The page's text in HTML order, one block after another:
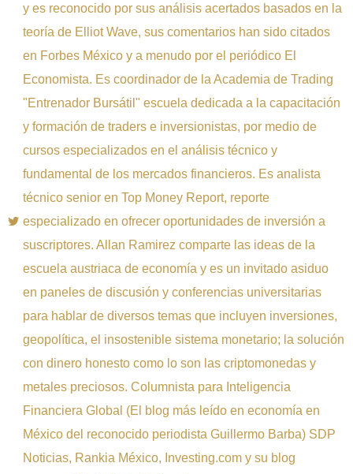
y es reconocido por sus análisis acertados basados en la
teoría de Elliot Wave, sus comentarios han sido citados
en Forbes México y a menudo por el periódico El
Economista. Es coordinador de la Academia de Trading
"Entrenador Bursátil" escuela dedicada a la capacitación
y formación de traders e inversionistas, por medio de
cursos especializados en el análisis técnico y
fundamental de los mercados financieros. Es analista
técnico senior en Top Money Report, reporte
especializado en ofrecer oportunidades de inversión a
suscriptores. Allan Ramirez comparte las ideas de la
escuela austriaca de economía y es un invitado asiduo
en paneles de discusión y conferencias universitarias
para hablar de diversos temas que incluyen inversiones,
geopolítica, el insostenible sistema monetario; la solución
con dinero honesto como lo son las criptomonedas y
metales preciosos. Columnista para Inteligencia
Financiera Global (El blog más leído en economía en
México del reconocido periodista Guillermo Barba) SDP
Noticias, Rankia México, Investing.com y su blog